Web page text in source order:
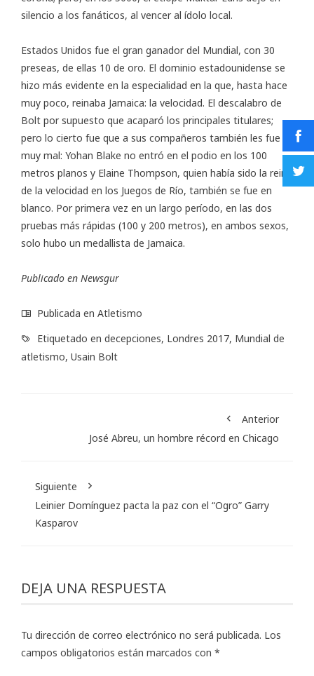
silencio a los fanáticos, al vencer al ídolo local.
Estados Unidos fue el gran ganador del Mundial, con 30
preseas, de ellas 10 de oro. El dominio estadounidense se
hizo más evidente en la especialidad en la que, hasta hace
muy poco, reinaba Jamaica: la velocidad. El descalabro de
Bolt por supuesto que acaparó los principales titulares;
pero lo cierto fue que a sus compañeros también les fue
muy mal: Yohan Blake no entró en el podio en los 100
metros planos y Elaine Thompson, quien había sido la reina
de la velocidad en los Juegos de Río, también se fue en
blanco. Por primera vez en un largo período, en las dos
pruebas más rápidas (100 y 200 metros), en ambos sexos,
solo hubo un medallista de Jamaica.
Publicado en Newsgur
Publicada en Atletismo
Etiquetado en decepciones, Londres 2017, Mundial de
atletismo, Usain Bolt
Anterior
José Abreu, un hombre récord en Chicago
Siguiente
Leinier Domínguez pacta la paz con el “Ogro” Garry
Kasparov
DEJA UNA RESPUESTA
Tu dirección de correo electrónico no será publicada. Los
campos obligatorios están marcados con *